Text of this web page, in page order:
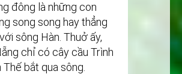
đông là những con
song song hay thẳng
sông Hàn. Thuở ấy,
chỉ có cây cầu Trình
Thế bắt qua sông.